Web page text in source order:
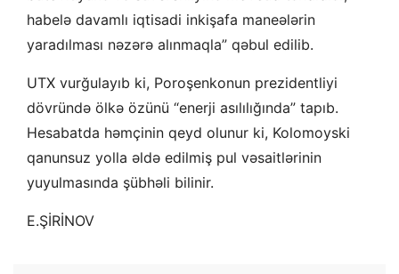
habelə davamlı iqtisadi inkişafa maneələrin
yaradılması nəzərə alınmaqla” qəbul edilib.
UTX vurğulayıb ki, Poroşenkonun prezidentliyi
dövründə ölkə özünü “enerji asılılığında” tapıb.
Hesabatda həmçinin qeyd olunur ki, Kolomoyski
qanunsuz yolla əldə edilmiş pul vəsaitlərinin
yuyulmasında şübhəli bilinir.
E.ŞİRİNOV